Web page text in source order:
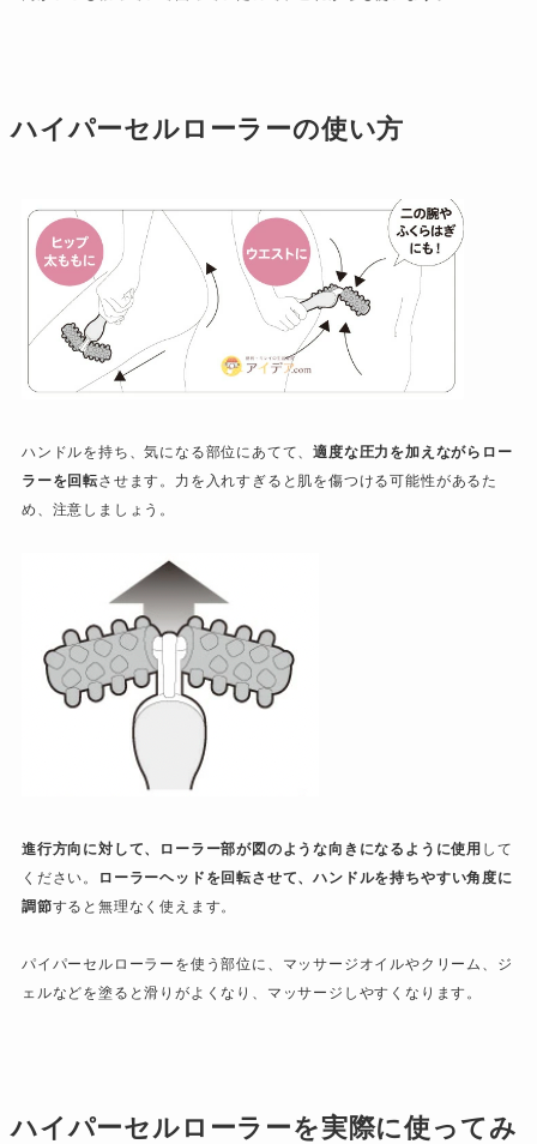
ハイパーセルローラーの使い方
ハンドルを持ち、気になる部位にあてて、適度な圧力を加えながらロー
ラーを回転させます。力を入れすぎると肌を傷つける可能性があるた
め、注意しましょう。
進行方向に対して、ローラー部が図のような向きになるように使用 して
ください。
ローラーヘッドを回転させて、ハンドルを持ちやすい角度に
調節すると無理なく使えます。
パイパーセルローラーを使う部位に、マッサージオイルやクリーム、ジ
ェルなどを塗ると滑りがよくなり、マッサージしやすくなります。
ハイパーセルローラーを実際に使ってみ